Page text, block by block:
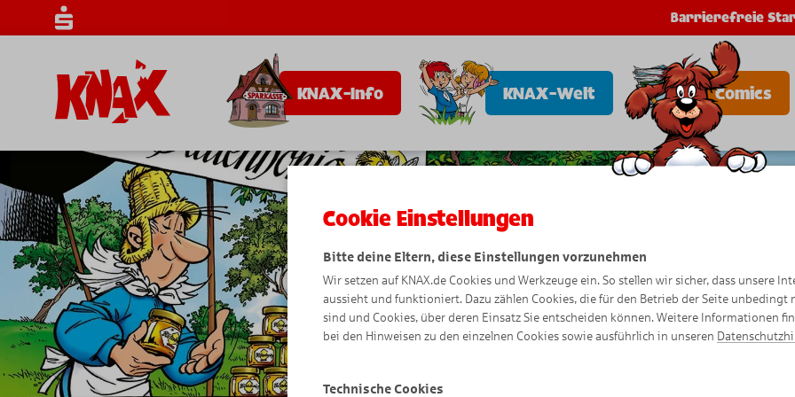
Barrierefreie
KNAX-Info KNAX-Welt Comics
Cookie Einstellungen
Bitte deine Eltern, diese Einstellungen vorzunehmen
Wir setzen auf KNAX.de Cookies und Werkzeuge ein. So stellen wir sicher, dass unsere
aussieht und funktioniert. Dazu zählen Cookies, die für den Betrieb der Seite unbedingt
sind und Cookies, über deren Einsatz Sie entscheiden können. Weitere Informationen
bei den Hinweisen zu den einzelnen Cookies sowie ausführlich in unseren
Technische Cookies